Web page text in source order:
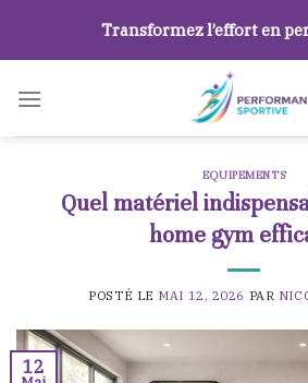
content
Transformez l’effort en
EQUIPEMENTS
Quel matériel
home gym
POSTÉ LE MAI 12, 2026 PAR
12